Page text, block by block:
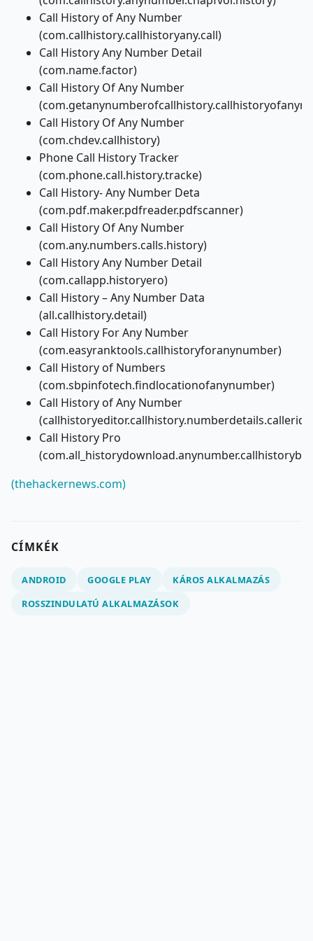
Call History of Any Number
(com.callhistory.callhistoryany.call)
Call History Any Number Detail
(com.name.factor)
Call History Of Any Number
Call History Of Any Number
(com.chdev.callhistory)
Phone Call History Tracker
(com.phone.call.history.tracke)
Call History- Any Number Deta
(com.pdf.maker.pdfreader.pdfscanner)
Call History Of Any Number
(com.any.numbers.calls.history)
Call History Any Number Detail
(com.callapp.historyero)
Call History – Any Number Data
(all.callhistory.detail)
Call History For Any Number
(com.easyranktools.callhistoryforanynumber)
Call History of Numbers
(com.sbpinfotech.findlocationofanynumber)
Call History of Any Number
Call History Pro
(thehackernews.com)
CÍMKÉK
ANDROID GOOGLE PLAY
KÁROS ALKALMAZÁS
ROSSZINDULATÚ ALKALMAZÁSOK